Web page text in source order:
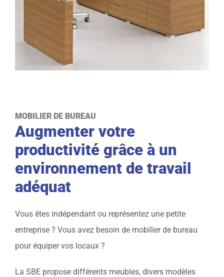
MOBILIER DE BUREAU
Augmenter votre
productivité grâce à un
environnement de travail
adéquat
Vous êtes indépendant ou représentez une petite
entreprise ? Vous avez besoin de mobilier de bureau
pour équiper vos locaux ?
La SBE propose différents meubles, divers modèles